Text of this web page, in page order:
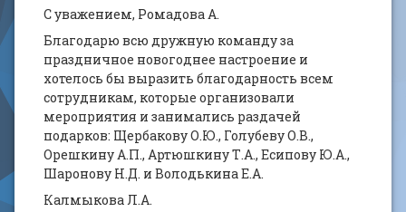
С уважением, Ромадова А.
Благодарю всю дружную команду за
праздничное новогоднее настроение и
хотелось бы выразить благодарность всем
сотрудникам, которые организовали
мероприятия и занимались раздачей
подарков: Щербакову О.Ю., Голубеву О.В.,
Орешкину А.П., Артюшкину Т.А., Есипову Ю.А.,
Шаронову Н.Д. и Володькина Е.А.
Калмыкова Л.А.